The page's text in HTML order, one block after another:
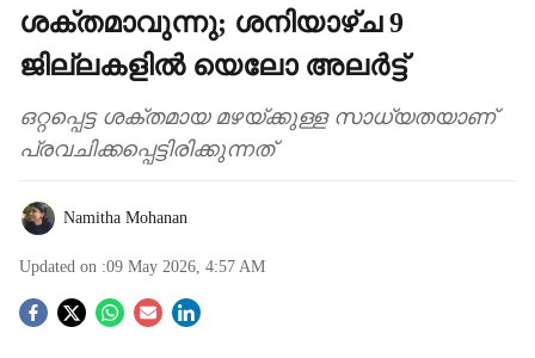
ശക്തമാവുന്നു; ശനിയാഴ്ച 9
ജില്ലകളിൽ യെലോ അലർട്ട്
ഒറ്റപ്പെട്ട ശക്തമായ മഴയ്ക്കുള്ള സാധ്യതയാണ്
പ്രവചിക്കപ്പെട്ടിരിക്കുന്നത്
Namitha Mohanan
Updated on :09 May 2026, 4:57 AM
S